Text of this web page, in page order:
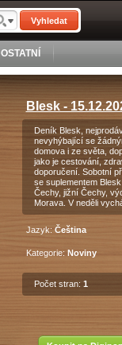
Vyhledat
OSTATNÍ
Blesk -
Deník Blesk,
nevyhýbající se
domova i ze světa,
jako je cestování,
doporučení. Sobotní
se suplementem
Čechy, jižní Čechy,
Morava. V neděli
Jazyk: Čeština
Kategorie: Noviny
Počet stran: 1